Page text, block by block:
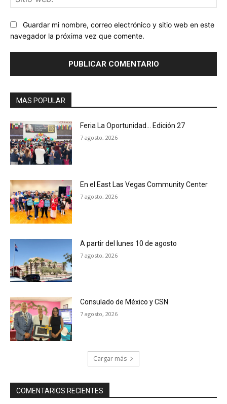
Guardar mi nombre, correo electrónico y sitio web en este
navegador la próxima vez que comente.
MAS POPULAR
Feria La Oportunidad… Edición 27
7 agosto, 2026
En el East Las Vegas Community Center
7 agosto, 2026
A partir del lunes 10 de agosto
7 agosto, 2026
Consulado de México y CSN
7 agosto, 2026
Cargar más
COMENTARIOS RECIENTES